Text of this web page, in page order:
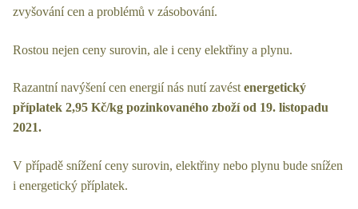
zvyšování cen a problémů v zásobování.
Rostou nejen ceny surovin, ale i ceny elektřiny a plynu.
Razantní navýšení cen energií nás nutí zavéstenergetický
příplatek 2,95 Kč/kg pozinkovaného zboží od 19. listopadu
2021.
V případě snížení ceny surovin, elektřiny nebo plynu bude snížen
i energetický příplatek.